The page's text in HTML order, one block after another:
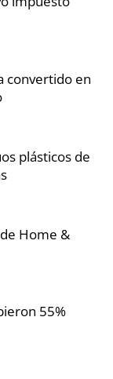
convertido en
plásticos de
Home &
55%